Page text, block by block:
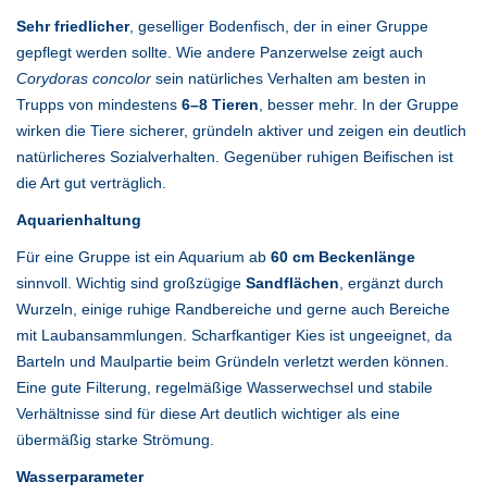
Sehr friedlicher, geselliger Bodenfisch, der in einer Gruppe
gepflegt werden sollte. Wie andere Panzerwelse zeigt auch
Corydoras concolor sein natürliches Verhalten am besten in
Trupps von mindestens 6–8 Tieren, besser mehr. In der Gruppe
wirken die Tiere sicherer, gründeln aktiver und zeigen ein deutlich
natürlicheres Sozialverhalten. Gegenüber ruhigen Beifischen ist
die Art gut verträglich.
Aquarienhaltung
Für eine Gruppe ist ein Aquarium ab 60 cm Beckenlänge
sinnvoll. Wichtig sind großzügige Sandflächen, ergänzt durch
Wurzeln, einige ruhige Randbereiche und gerne auch Bereiche
mit Laubansammlungen. Scharfkantiger Kies ist ungeeignet, da
Barteln und Maulpartie beim Gründeln verletzt werden können.
Eine gute Filterung, regelmäßige Wasserwechsel und stabile
Verhältnisse sind für diese Art deutlich wichtiger als eine
übermäßig starke Strömung.
Wasserparameter